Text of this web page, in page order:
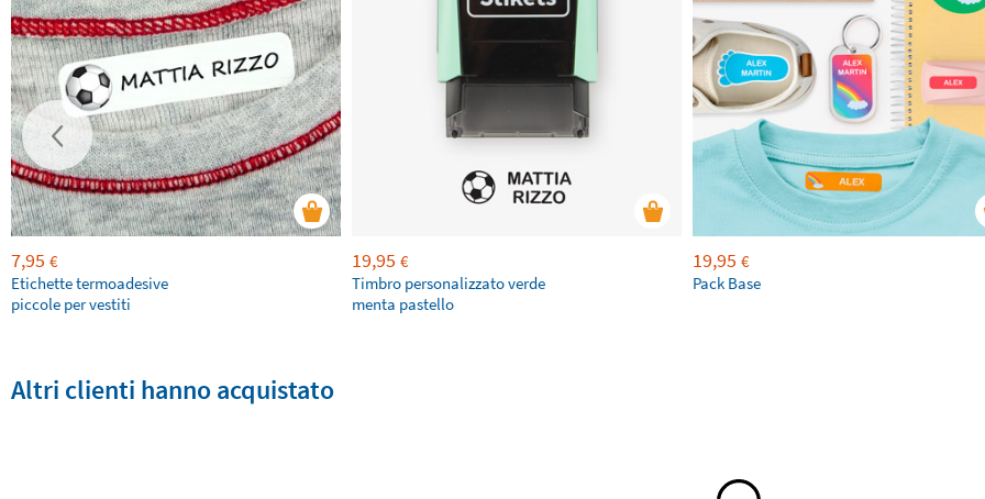
7,95 €
Etichette termoadesive
piccole per vestiti
19,95 €
Timbro personalizzato verde
menta pastello
19,95 €
Pack Base
Altri clienti hanno acquistato